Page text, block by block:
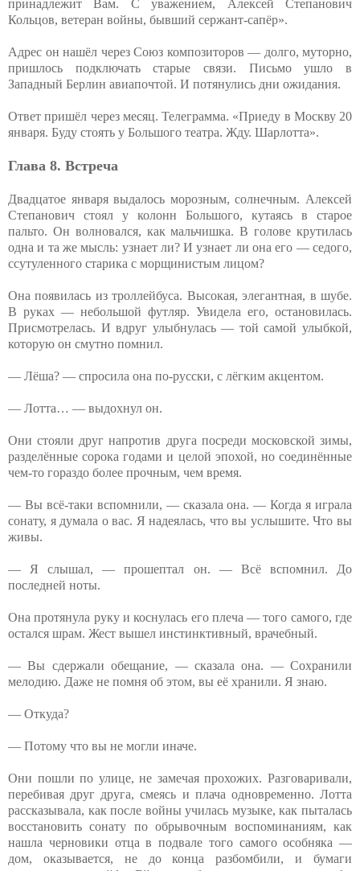
принадлежит Вам. С уважением, Алексей Степанович
Кольцов, ветеран войны, бывший сержант-сапёр».
Адрес он нашёл через Союз композиторов — долго, муторно,
пришлось подключать старые связи. Письмо ушло в
Западный Берлин авиапочтой. И потянулись дни ожидания.
Ответ пришёл через месяц. Телеграмма. «Приеду в Москву 20
января. Буду стоять у Большого театра. Жду. Шарлотта».
Глава 8. Встреча
Двадцатое января выдалось морозным, солнечным. Алексей
Степанович стоял у колонн Большого, кутаясь в старое
пальто. Он волновался, как мальчишка. В голове крутилась
одна и та же мысль: узнает ли? И узнает ли она его — седого,
ссутуленного старика с морщинистым лицом?
Она появилась из троллейбуса. Высокая, элегантная, в шубе.
В руках — небольшой футляр. Увидела его, остановилась.
Присмотрелась. И вдруг улыбнулась — той самой улыбкой,
которую он смутно помнил.
— Лёша? — спросила она по-русски, с лёгким акцентом.
— Лотта… — выдохнул он.
Они стояли друг напротив друга посреди московской зимы,
разделённые сорока годами и целой эпохой, но соединённые
чем-то гораздо более прочным, чем время.
— Вы всё-таки вспомнили, — сказала она. — Когда я играла
сонату, я думала о вас. Я надеялась, что вы услышите. Что вы
живы.
— Я слышал, — прошептал он. — Всё вспомнил. До
последней ноты.
Она протянула руку и коснулась его плеча — того самого, где
остался шрам. Жест вышел инстинктивный, врачебный.
— Вы сдержали обещание, — сказала она. — Сохранили
мелодию. Даже не помня об этом, вы её хранили. Я знаю.
— Откуда?
— Потому что вы не могли иначе.
Они пошли по улице, не замечая прохожих. Разговаривали,
перебивая друг друга, смеясь и плача одновременно. Лотта
рассказывала, как после войны училась музыке, как пыталась
восстановить сонату по обрывочным воспоминаниям, как
нашла черновики отца в подвале того самого особняка —
дом, оказывается, не до конца разбомбили, и бумаги